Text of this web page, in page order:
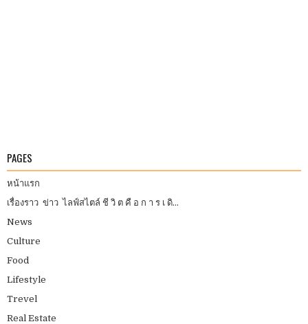
PAGES
หน้าแรก
เรื่องราว ข่าว ไลฟ์สไตล์ ชี วิ ต คื อ ก า ร เ ดิ...
News
Culture
Food
Lifestyle
Trevel
Real Estate